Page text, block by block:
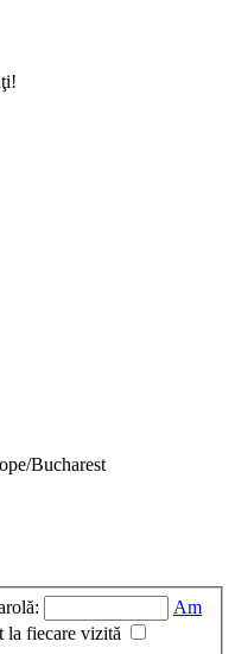
Bucharest
Am
la fiecare vizită